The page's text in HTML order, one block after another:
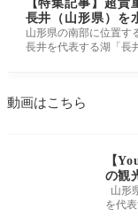
【特集記事】超
長井（山形県）を
人気ツアーがアツ
観光情報サイト「
山形県の南部に位置す
長井を代表する湖「長
動画はこちら
【
の観
山形
を代